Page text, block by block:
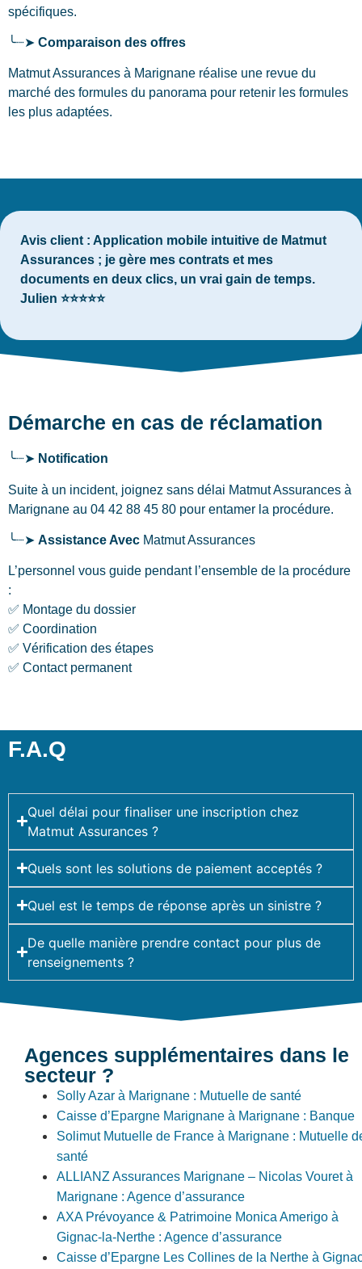
spécifiques.
╰┈➤ Comparaison des offres
Matmut Assurances à Marignane réalise une revue du
marché des formules du panorama pour retenir les formules
les plus adaptées.
Avis client : Application mobile intuitive de Matmut
Assurances ; je gère mes contrats et mes
documents en deux clics, un vrai gain de temps.
Julien ⭐⭐⭐⭐⭐
Démarche en cas de réclamation
╰┈➤ Notification
Suite à un incident, joignez sans délai Matmut Assurances à
Marignane au 04 42 88 45 80 pour entamer la procédure.
╰┈➤ Assistance Avec Matmut Assurances
L’personnel vous guide pendant l’ensemble de la procédure
:
✅ Montage du dossier
✅ Coordination
✅ Vérification des étapes
✅ Contact permanent
F.A.Q
Quel délai pour finaliser une inscription chez
Matmut Assurances ?
Quels sont les solutions de paiement acceptés ?
Quel est le temps de réponse après un sinistre ?
De quelle manière prendre contact pour plus de
renseignements ?
Agences supplémentaires dans le
secteur ?
Solly Azar à Marignane : Mutuelle de santé
Caisse d’Epargne Marignane à Marignane : Banque
Solimut Mutuelle de France à Marignane : Mutuelle
santé
ALLIANZ Assurances Marignane – Nicolas Vouret à
Marignane : Agence d’assurance
AXA Prévoyance & Patrimoine Monica Amerigo à
Gignac-la-Nerthe : Agence d’assurance
Caisse d’Epargne Les Collines de la Nerthe à